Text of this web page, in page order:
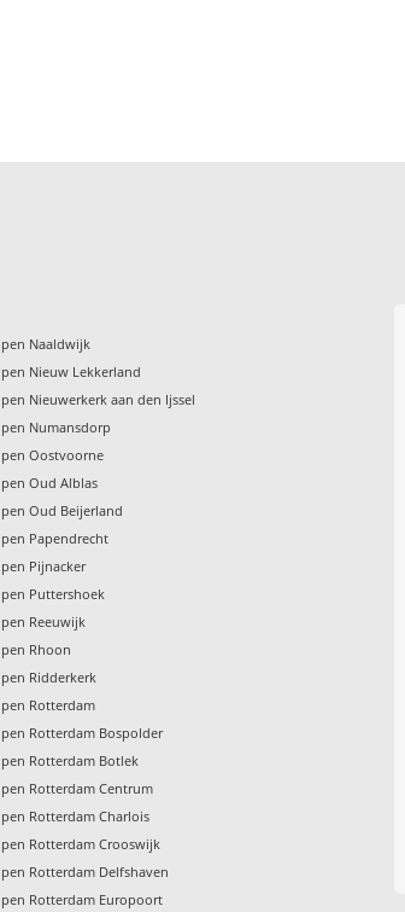
Naaldwijk
Nieuw Lekkerland
Nieuwerkerk aan den Ijssel
Numansdorp
Oostvoorne
Oud Alblas
Oud Beijerland
Papendrecht
Pijnacker
Puttershoek
Reeuwijk
Rhoon
Ridderkerk
Rotterdam
Rotterdam Bospolder
Rotterdam Botlek
Rotterdam Centrum
Rotterdam Charlois
Rotterdam Crooswijk
Rotterdam Delfshaven
Rotterdam Europoort